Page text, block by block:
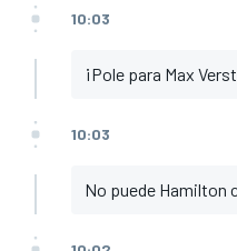
10:03
¡Pole para Max
10:03
No puede Hamilton